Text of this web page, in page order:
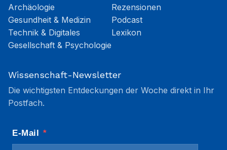
Archäologie
Gesundheit & Medizin
Technik & Digitales
Gesellschaft & Psychologie
Rezensionen
Podcast
Lexikon
Wissenschaft-Newsletter
Die wichtigsten Entdeckungen der Woche direkt in Ihr
Postfach.